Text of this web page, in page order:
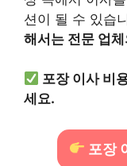
션이 될 수 있습
해서는 전문 업
포장 이사 비
세요.
포장